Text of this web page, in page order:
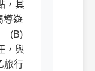
，其
遊
(B)
，與
旅行